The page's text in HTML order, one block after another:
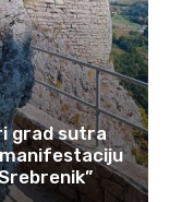
grad sutra
manifestaciju